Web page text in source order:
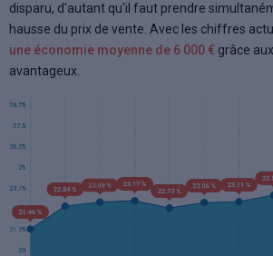
disparu, d'autant qu'il faut prendre
hausse du prix de vente. Avec les chiffres
une économie moyenne de 6 000 € grâce
avantageux.